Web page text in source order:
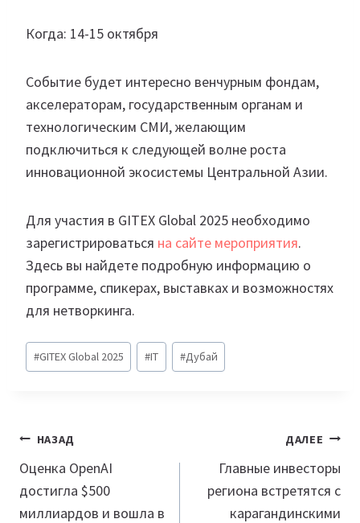
Когда: 14-15 октября
Событие будет интересно венчурным фондам,
акселераторам, государственным органам и
технологическим СМИ, желающим
подключиться к следующей волне роста
инновационной экосистемы Центральной Азии.
Для участия в GITEX Global 2025 необходимо
зарегистрироваться на сайте мероприятия.
Здесь вы найдете подробную информацию о
программе, спикерах, выставках и возможностях
для нетворкинга.
Метки
записи:
#GITEX Global 2025 #IT #Дубай
Навигация
по
записям
НАЗАД
Оценка OpenAI
достигла $500
миллиардов и вошла в
ДАЛЕЕ
Главные инвесторы
региона встретятся с
карагандинскими